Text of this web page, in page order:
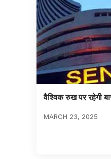
वैश्विक रुख पर रहेगी
MARCH 23, 2025